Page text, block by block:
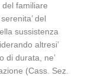
del familiare
del
sussistenza
altresi’
di durata, ne’
(Cass. Sez.